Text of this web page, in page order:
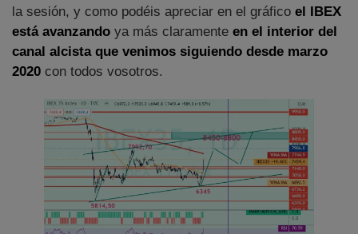
la sesión, y como podéis apreciar en el gráfico el IBEX
está avanzando ya más claramente en el interior del
canal alcista que venimos siguiendo desde marzo
2020 con todos vosotros.